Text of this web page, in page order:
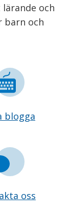
och
barn och
blogga
oss